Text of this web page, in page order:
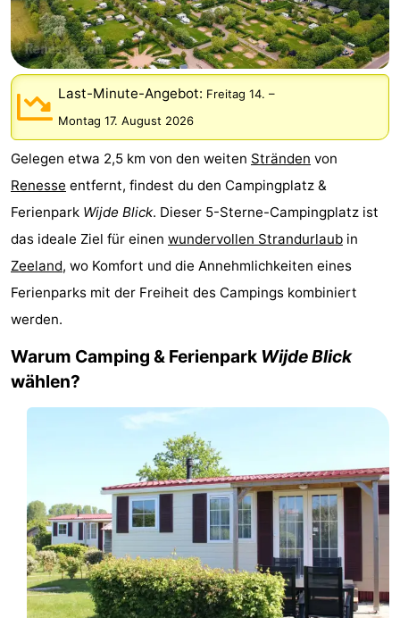
Ferienhäuser
-
Buitenheem
-
Duinoord
-
Julianahoeve
-
Resort
Haamstede
-
Résidence
Haamstede
-
Blick
Zeeuwse
Kust
Hof
Hotels
Zimmer
Last-Minute-Angebot: Freitag 14. –
Montag 17. August 2026
Gelegen etwa 2,5 km von den weiten Stränden von
Renesse entfernt, findest du den Campingplatz &
Ferienpark Wijde Blick. Dieser 5-Sterne-Campingplatz ist
das ideale Ziel für einen wundervollen Strandurlaub in
Zeeland, wo Komfort und die Annehmlichkeiten eines
Ferienparks mit der Freiheit des Campings kombiniert
werden.
Warum Camping & Ferienpark Wijde Blick
wählen?